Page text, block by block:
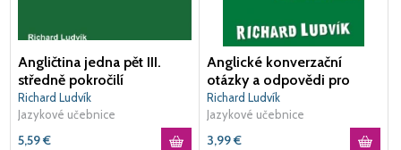
Angličtina jedna pět III.
středně pokročilí
Richard Ludvík
Jazykové učebnice
5,59€
Anglické konverzační
otázky a odpovědi pro
středně pokročilé
Richard Ludvík
Jazykové učebnice
3,99€